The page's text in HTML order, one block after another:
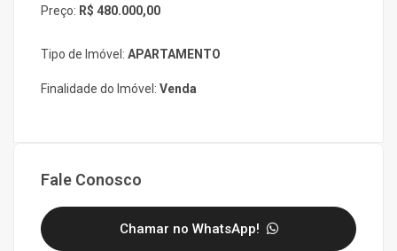
Preço: R$ 480.000,00
Tipo de Imóvel: APARTAMENTO
Finalidade do Imóvel: Venda
Fale Conosco
Chamar no WhatsApp!